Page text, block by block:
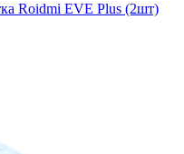
Roidmi EVE Plus (2шт)